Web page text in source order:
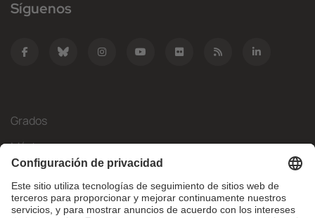
Síguenos
Grados
Másteres
Movilidad Internacional
Investigación